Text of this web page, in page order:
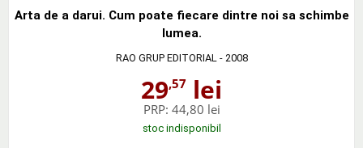
Arta de a darui. Cum poate fiecare dintre noi sa schimbe
lumea.
RAO GRUP EDITORIAL - 2008
29,57 lei
PRP: 44,80 lei
stoc indisponibil